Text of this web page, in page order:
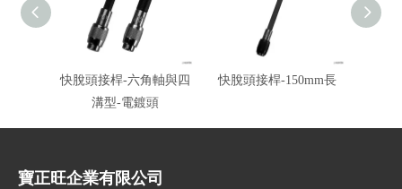
快脫頭接桿-六角軸與四
溝型-電鍍頭
快脫頭接桿-150mm長
寶正旺企業有限公司